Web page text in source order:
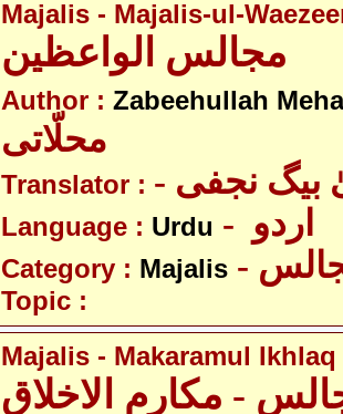
Majalis - Majalis-ul-
Author : Zabeehullah
Translator : بیگ نجفی
Language : Urdu
Category : Majalis
Topic :
Majalis - Makaramul Ikhlaq